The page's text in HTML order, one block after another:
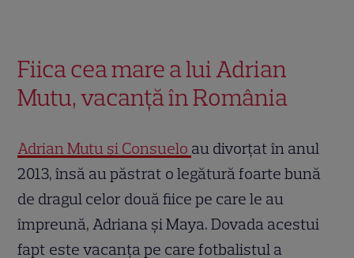
Fiica cea mare a lui Adrian
Mutu, vacanță în România
Adrian Mutu și Consuelo au divorțat în anul
2013, însă au păstrat o legătură foarte bună
de dragul celor două fiice pe care le au
împreună, Adriana și Maya. Dovada acestui
fapt este vacanța pe care fotbalistul a